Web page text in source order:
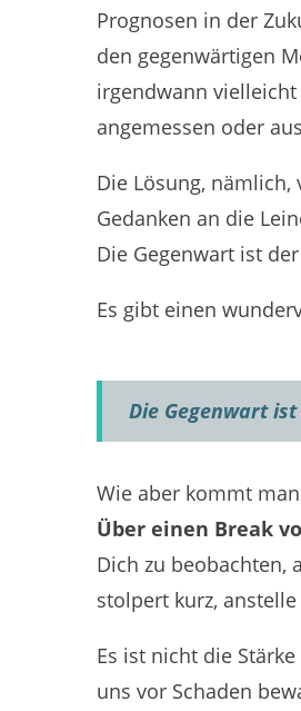
Prognosen in der
den gegenwärtigen
irgendwann
angemessen oder
Die Lösung,
Gedanken an die
Die Gegenwart ist
Es gibt einen
Die Gegenwart
Wie aber kommt
Über einen Break
Dich zu beobachten,
stolpert kurz,
Es ist nicht die
uns vor Schaden